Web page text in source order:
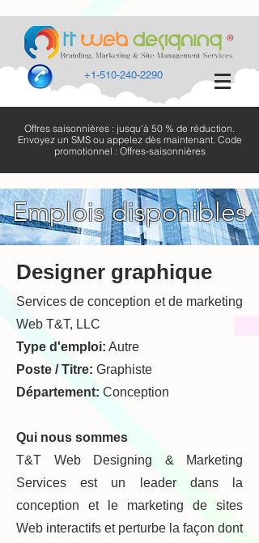
+1-510-240-2290
Offres saisonnières : jusqu'à 50 % de réduction.
Envoyez un SMS ou appelez dès maintenant. Code
promotionnel : Offres-saisonnières
Emplois disponibles
Designer graphique
Services de conception et de marketing
Web T&T, LLC
Type d'emploi: Autre
Poste / Titre: Graphiste
Département: Conception
Qui nous sommes
T&T Web Designing & Marketing
Services est un leader dans la
conception et le marketing de sites
Web interactifs et perturbe la façon dont